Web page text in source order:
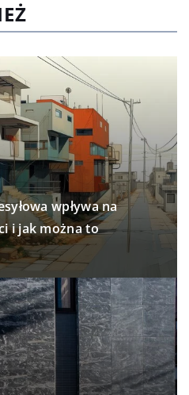
wpływa na
i jak można to